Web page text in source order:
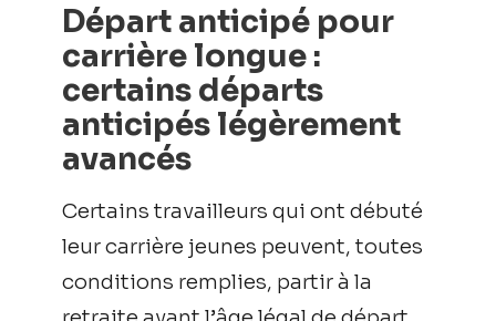
Départ anticipé pour
carrière longue :
certains départs
anticipés légèrement
avancés
Certains travailleurs qui ont débuté
leur carrière jeunes peuvent, toutes
conditions remplies, partir à la